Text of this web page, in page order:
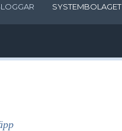
SYSTEMBOLAGET